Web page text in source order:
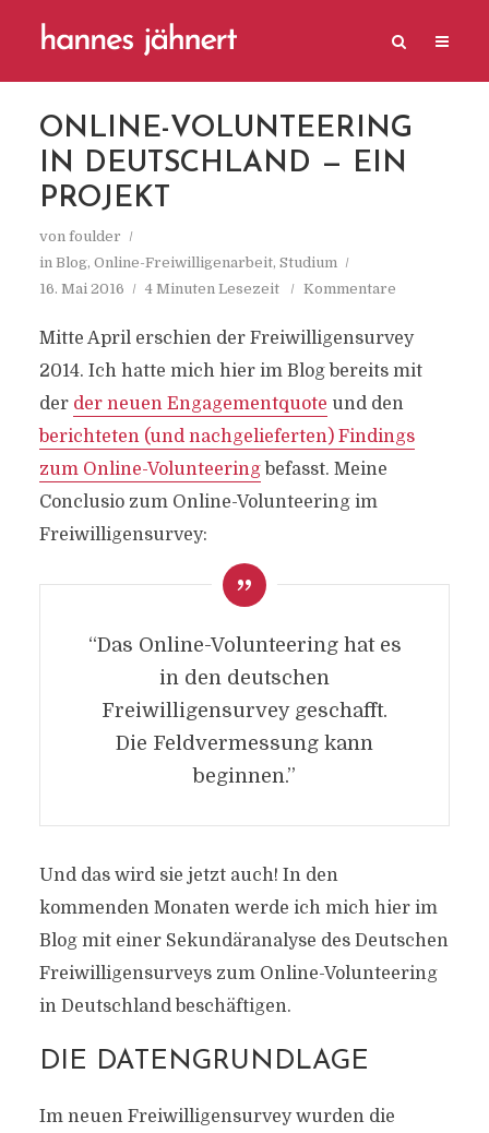
ONLINE-VOLUNTEERING
IN DEUTSCHLAND — EIN
PROJEKT
von foulder
in Blog, Online-Freiwilligenarbeit, Studium
16. Mai 2016
4 Minuten Lesezeit Kommentare
Mitte April erschien der Freiwilligensurvey
2014. Ich hatte mich hier im Blog bereits mit
der der neuen Engagementquote und den
berichteten (und nachgelieferten) Findings
zum Online-Volunteeringbefasst. Meine
Conclusio zum Online-Volunteering im
Freiwilligensurvey:
“Das Online-Volunteering hat es
in den deutschen
Freiwilligensurvey geschafft.
Die Feldvermessung kann
beginnen.”
Und das wird sie jetzt auch! In den
kommenden Monaten werde ich mich hier im
Blog mit einer Sekundäranalyse des Deutschen
Freiwilligensurveys zum Online-Volunteering
in Deutschland beschäftigen.
DIE DATENGRUNDLAGE
Im neuen Freiwilligensurvey wurden die